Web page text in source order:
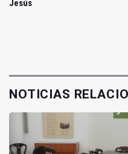
Jesús
NOTICIAS